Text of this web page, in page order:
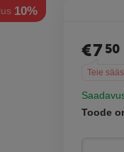
€7 50
Teie
Toode